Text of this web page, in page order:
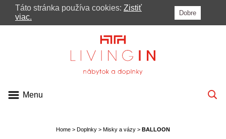
Menu
MENU
BLOG
Home > Doplnky > Misky a vázy > BALLOON
Táto stránka používa cookies: Zistiť
viac.
Dobre